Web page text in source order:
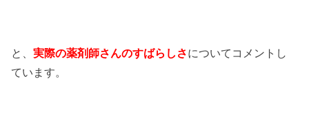
と、実際の薬剤師さんのすばらしさについてコメントし
ています。